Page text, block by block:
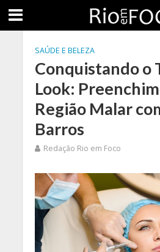
SAÚDE E BELEZA
Conquistando o
Look:
Região Malar
Barros
Redação Rio em Foco